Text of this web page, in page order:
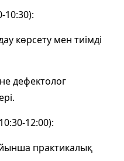
көрсету мен тиімді
дефектолог
12:00):
практикалық